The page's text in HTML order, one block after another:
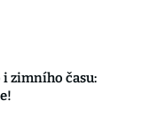
zimního času: